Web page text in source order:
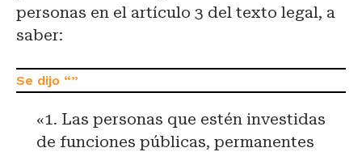
personas en el artículo 3 del texto legal, a
saber:
«1. Las personas que estén investidas
de funciones públicas, permanentes